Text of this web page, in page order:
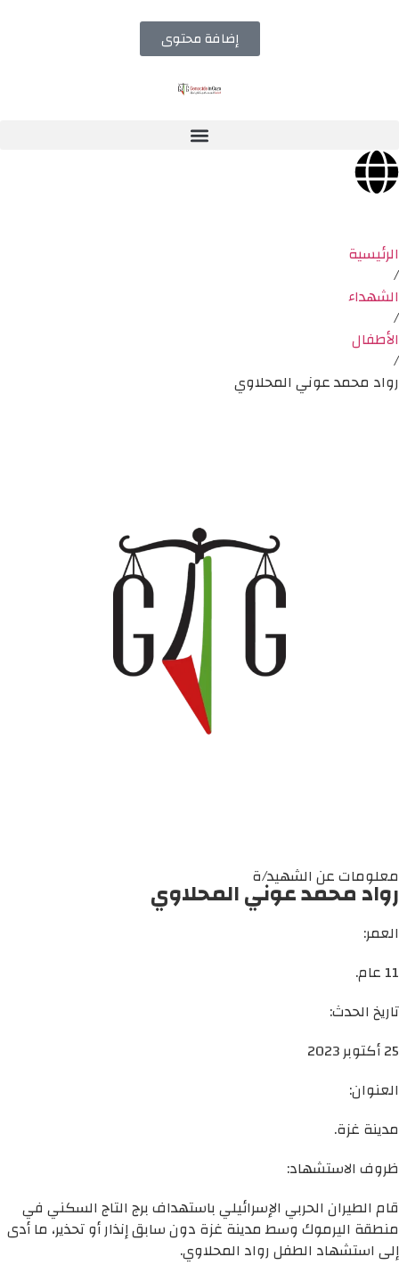
إضافة محتوى
الرئيسية
/
الشهداء
/
الأطفال
/
رواد محمد عوني المحلاوي
معلومات عن الشهيد/ة
رواد محمد عوني المحلاوي
العمر:
11 عام.
تاريخ الحدث:
25 أكتوبر 2023
العنوان:
مدينة غزة.
ظروف الاستشهاد:
قام الطيران الحربي الإسرائيلي باستهداف برج التاج السكني في
منطقة اليرموك وسط مدينة غزة دون سابق إنذار أو تحذير، ما أدى
إلى استشهاد الطفل رواد المحلاوي.